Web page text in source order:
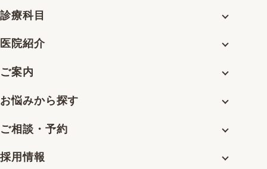
診療科目
医院紹介
ご案内
お悩みから探す
ご相談・予約
採用情報